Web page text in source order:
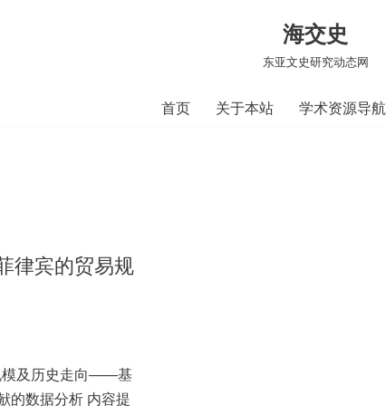
海交史
东亚文史研究动态网
首页 关于本站 学术资源导航
律宾的贸易规
模及历史走向——基
的数据分析 内容提